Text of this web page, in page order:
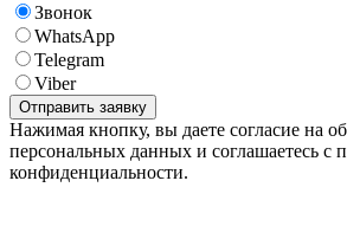
Звонок
WhatsApp
Telegram
Viber
Нажимая кнопку, вы даете согласие на
персональных данных и соглашаетесь с
конфиденциальности.